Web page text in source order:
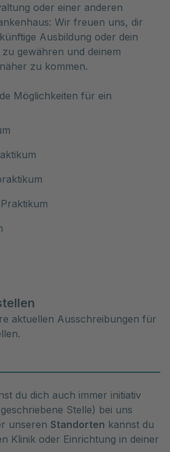
oder einer anderen
Wir freuen uns, dir
Ausbildung oder dein
gewähren und deinem
zu kommen.
Möglichkeiten für ein
aktuellen Ausschreibungen für
du dich auch immer initiativ
Stelle) bei uns
unseren Standorten kannst du
Klinik oder Einrichtung in deiner